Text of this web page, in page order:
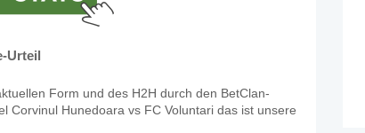
Urteil
Form und des H2H durch den BetClan-
Corvinul Hunedoara vs FC Voluntari das ist unsere